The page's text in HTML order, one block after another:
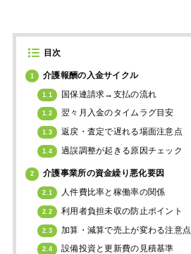
目次
1 介護報酬の入金サイクル
1.1 国保連請求→支払の流れ
1.2 翌々月入金のタイムラグ目安
1.3 返戻・査定で遅れる場面注意点
1.4 過誤調整が起きる原因チェック
2 介護事業所の資金繰り悪化要因
2.1 人件費比率と稼働率の関係
2.2 利用者負担未収の防止ポイント
2.3 加算・減算で売上が変わる注意点
2.4 設備投資と更新費の見積基準